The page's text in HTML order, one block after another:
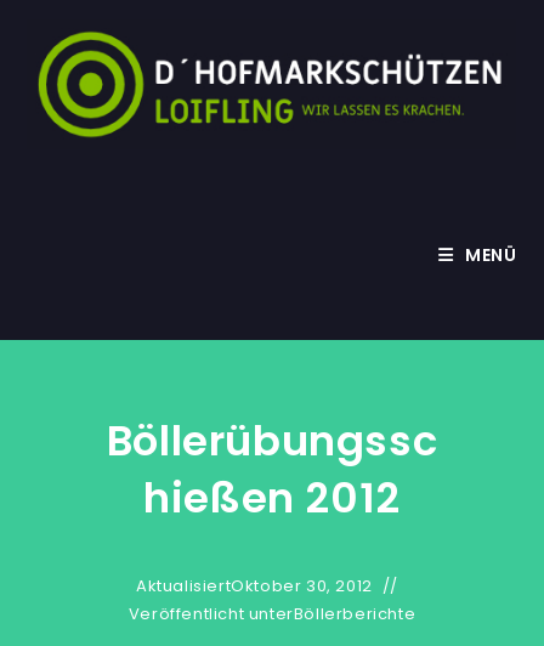
springen
MENÜ
Böllerübungssc
Hießen 2012
AktualisiertOktober 30, 2012
Veröffentlicht unterBöllerberichte